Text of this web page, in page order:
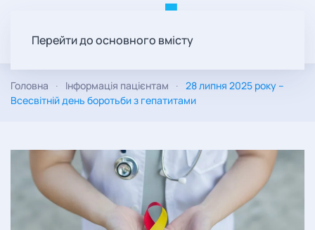
Перейти до основного вмісту
Головна Інформація пацієнтам
28 липня 2025 року –
Всесвітній день боротьби з гепатитами